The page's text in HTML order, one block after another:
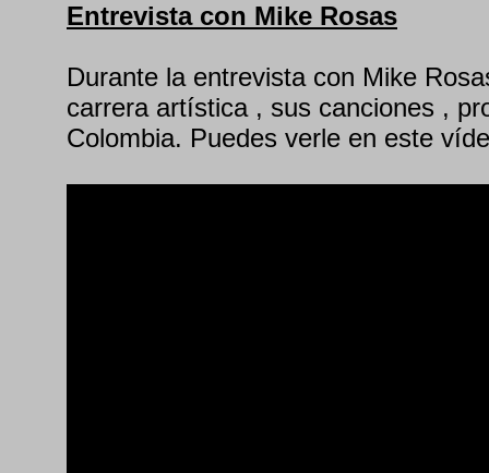
Entrevista con Mike Rosas
Durante la entrevista con Mike
carrera artística , sus canciones ,
Colombia. Puedes verle en este